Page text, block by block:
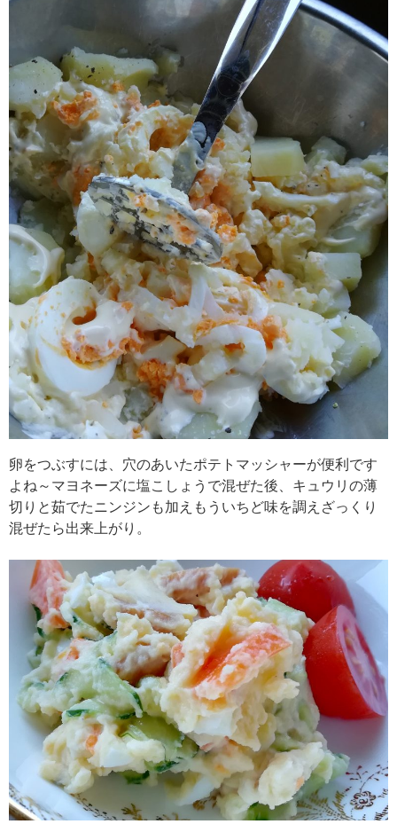
卵をつぶすには、穴のあいたポテトマッシャーが便利です
よね～マヨネーズに塩こしょうで混ぜた後、キュウリの薄
切りと茹でたニンジンも加えもういちど味を調えざっくり
混ぜたら出来上がり。